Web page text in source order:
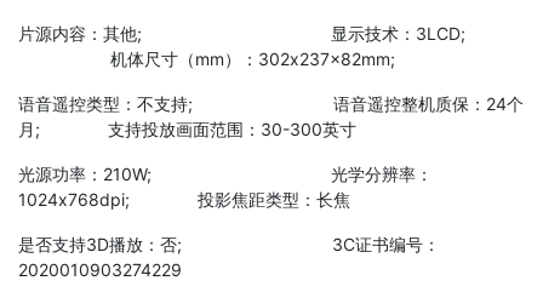
片源内容：其他; 显示技术：3LCD;
机体尺寸（mm）：302x237x82mm;
语音遥控类型：不支持; 语音遥控整机质保：24个
月; 支持投放画面范围：30-300英寸
光源功率：210W; 光学分辨率：
1024x768dpi; 投影焦距类型：长焦
是否支持3D播放：否; 3C证书编号：
2020010903274229